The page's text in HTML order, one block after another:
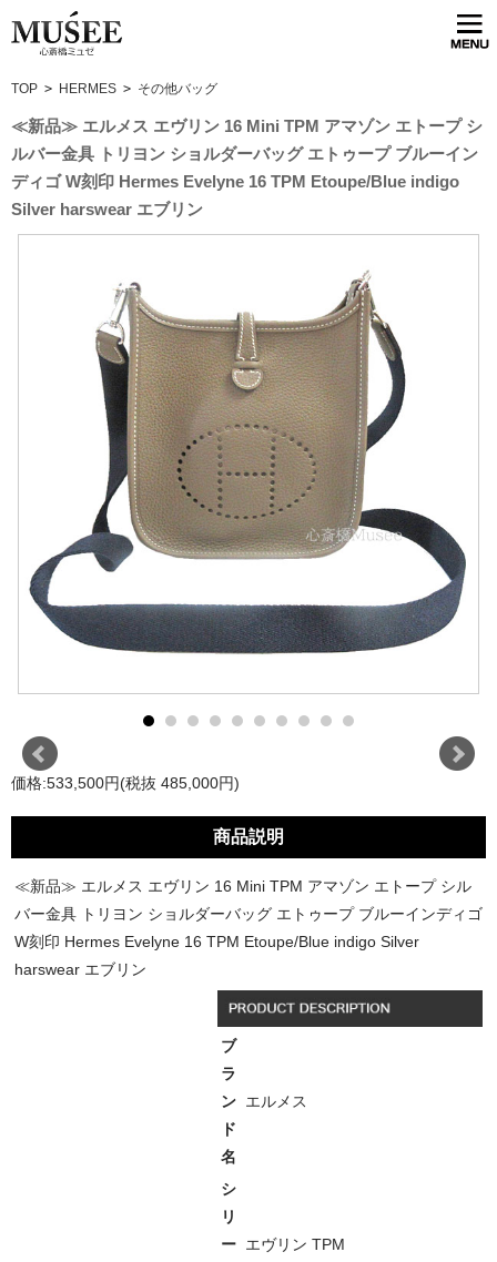
TOP > HERMES > その他バッグ
≪新品≫ エルメス エヴリン 16 Mini TPM アマゾン エトープ シ
ルバー金具 トリヨン ショルダーバッグ エトゥープ ブルーイン
ディゴ W刻印 Hermes Evelyne 16 TPM Etoupe/Blue indigo
Silver harswear エブリン
価格:533,500円(税抜 485,000円)
商品説明
≪新品≫ エルメス エヴリン 16 Mini TPM アマゾン エトープ シル
バー金具 トリヨン ショルダーバッグ エトゥープ ブルーインディゴ
W刻印 Hermes Evelyne 16 TPM Etoupe/Blue indigo Silver
harswear エブリン
ブ
ラ
ン
ド
名
エルメス
シ
リ
ー エヴリン TPM